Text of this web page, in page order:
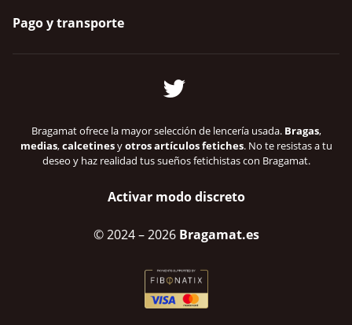
Pago y transporte
Bragamat ofrece la mayor selección de lencería usada. Bragas,
medias,calcetinesyotros artículos fetiches. No te resistas a tu
deseo y haz realidad tus sueños fetichistas con Bragamat.
Activar modo discreto
© 2024– 2026 Bragamat.es